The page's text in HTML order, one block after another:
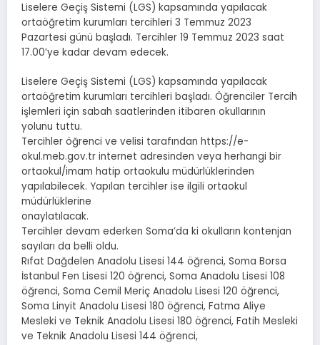
Liselere Geçiş Sistemi (LGS) kapsamında yapılacak
ortaöğretim kurumları tercihleri 3 Temmuz 2023
Pazartesi günü başladı. Tercihler 19 Temmuz 2023 saat
17.00’ye kadar devam edecek.
Liselere Geçiş Sistemi (LGS) kapsamında yapılacak
ortaöğretim kurumları tercihleri başladı. Öğrenciler Tercih
işlemleri için sabah saatlerinden itibaren okullarının
yolunu tuttu.
Tercihler öğrenci ve velisi tarafından https://e-
okul.meb.gov.tr internet adresinden veya herhangi bir
ortaokul/imam hatip ortaokulu müdürlüklerinden
yapılabilecek. Yapılan tercihler ise ilgili ortaokul
müdürlüklerine
onaylatılacak.
Tercihler devam ederken Soma’da ki okulların kontenjan
sayıları da belli oldu.
Rıfat Dağdelen Anadolu Lisesi 144 öğrenci, Soma Borsa
İstanbul Fen Lisesi 120 öğrenci, Soma Anadolu Lisesi 108
öğrenci, Soma Cemil Meriç Anadolu Lisesi 120 öğrenci,
Soma Linyit Anadolu Lisesi 180 öğrenci, Fatma Aliye
Mesleki ve Teknik Anadolu Lisesi 180 öğrenci, Fatih Mesleki
ve Teknik Anadolu Lisesi 144 öğrenci,